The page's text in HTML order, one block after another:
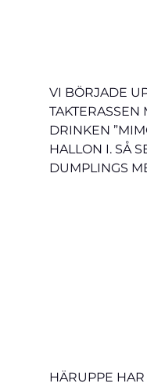
VI BÖRJADE
DRINKEN
HALLON I. SÅ
DUMPLINGS
HÄRUPPE